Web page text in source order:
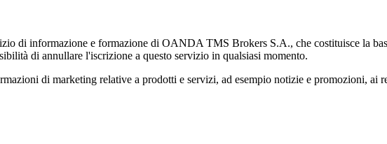
di informazione e formazione di OANDA TMS Brokers S.A., che costituisce la
di annullare l'iscrizione a questo servizio in qualsiasi momento.
di marketing relative a prodotti e servizi, ad esempio notizie e promozioni, ai